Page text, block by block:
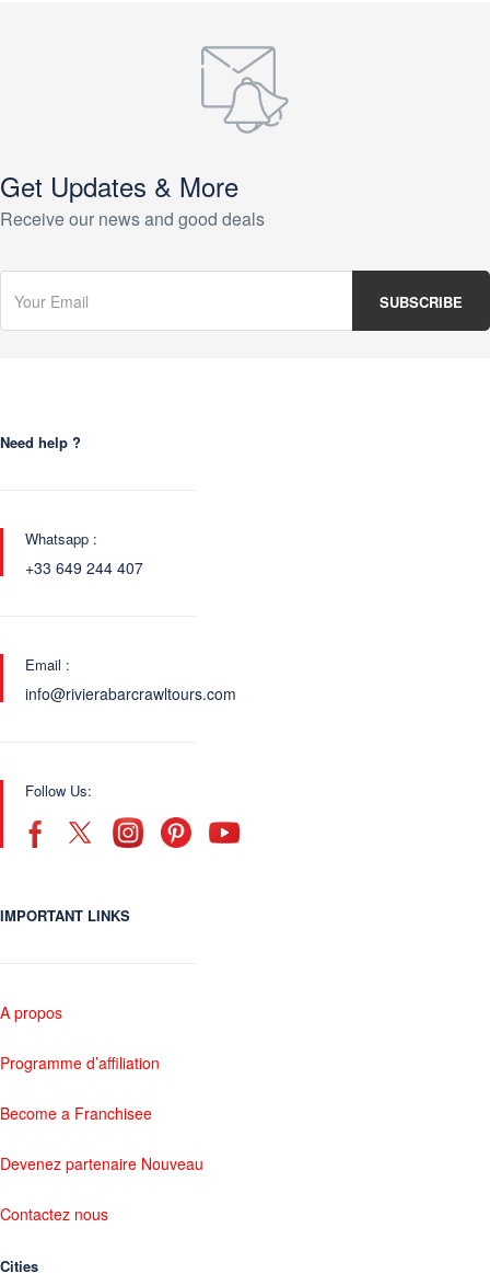
Get Updates & More
Receive our news and good deals
Need help ?
Whatsapp :
+33 649 244 407
Email :
info@rivierabarcrawltours.com
Follow Us:
IMPORTANT LINKS
A propos
Programme d’affiliation
Become a Franchisee
Devenez partenaire Nouveau
Contactez nous
Cities